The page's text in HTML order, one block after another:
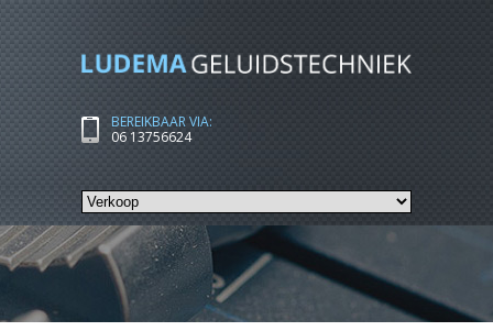
BEREIKBAAR VIA:
06 13756624